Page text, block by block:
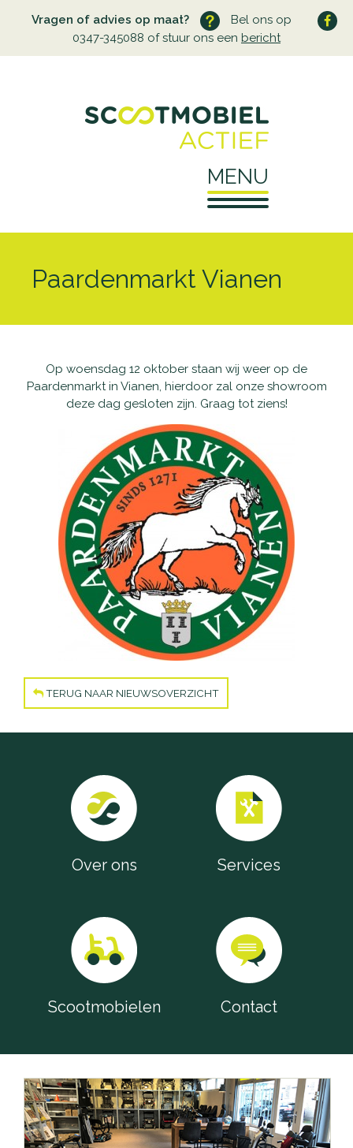
Vragen of advies op maat?
Bel ons op
0347-345088 of stuur ons een bericht
MENU
Waarom Scootmobielactief
Contact
Onderhoud en reparatie
Pechhulp
Haal- en brengservice
Verzekering
Garantie
Alles-in-één pakket
Aanpassingen
Producten
Vaste scootmobielen
Opvouwbare scootmobielen
Private Lease scootmobielen
Tweedehands scootmobielen
Rollators
Rolstoelen
Accessoires
Overig
Openingstijden
Contact
Paardenmarkt Vianen
Op woensdag 12 oktober staan wij weer op de
Paardenmarkt in Vianen, hierdoor zal onze showroom
deze dag gesloten zijn. Graag tot ziens!
TERUG NAAR NIEUWSOVERZICHT
Over ons Services
Scootmobielen Contact